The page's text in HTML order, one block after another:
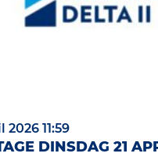
2026 11:59
DINSDAG 21